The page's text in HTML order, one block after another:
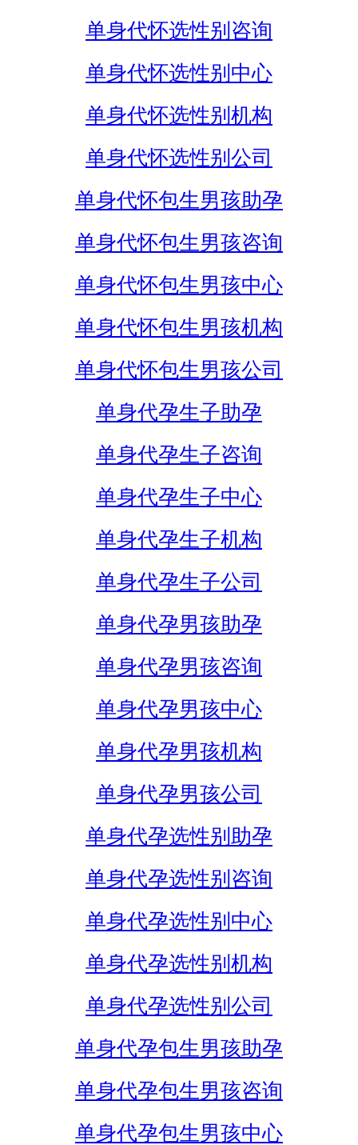
单身代怀选性别咨询
单身代怀选性别中心
单身代怀选性别机构
单身代怀选性别公司
单身代怀包生男孩助孕
单身代怀包生男孩咨询
单身代怀包生男孩中心
单身代怀包生男孩机构
单身代怀包生男孩公司
单身代孕生子助孕
单身代孕生子咨询
单身代孕生子中心
单身代孕生子机构
单身代孕生子公司
单身代孕男孩助孕
单身代孕男孩咨询
单身代孕男孩中心
单身代孕男孩机构
单身代孕男孩公司
单身代孕选性别助孕
单身代孕选性别咨询
单身代孕选性别中心
单身代孕选性别机构
单身代孕选性别公司
单身代孕包生男孩助孕
单身代孕包生男孩咨询
单身代孕包生男孩中心